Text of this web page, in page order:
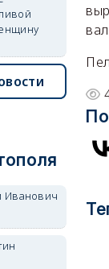
Иванович